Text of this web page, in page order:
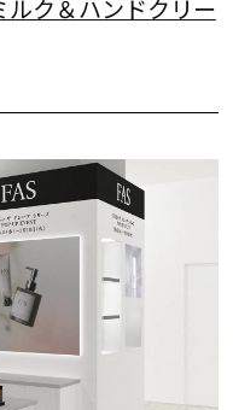
ク＆ハンドクリー